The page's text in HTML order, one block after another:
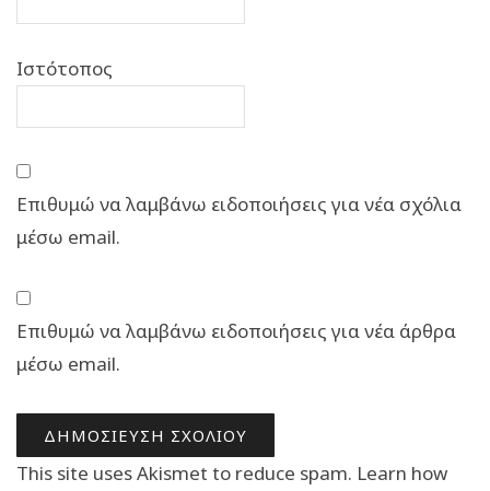
Ιστότοπος
Επιθυμώ να λαμβάνω ειδοποιήσεις για νέα σχόλια
μέσω email.
Επιθυμώ να λαμβάνω ειδοποιήσεις για νέα άρθρα
μέσω email.
This site uses Akismet to reduce spam. Learn how